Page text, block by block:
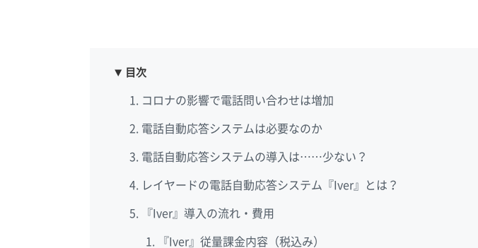
目次
コロナの影響で電話問い合わせは増加
電話自動応答システムは必要なのか
電話自動応答システムの導入は……少ない？
レイヤードの電話自動応答システム『Iver』とは？
『Iver』導入の流れ・費用
『Iver』従量課金内容（税込み）